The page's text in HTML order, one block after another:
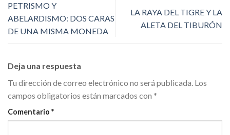
PETRISMO Y
ABELARDISMO: DOS CARAS
DE UNA MISMA MONEDA
LA RAYA DEL TIGRE Y LA
ALETA DEL TIBURÓN
Deja una respuesta
Tu dirección de correo electrónico no será publicada. Los
campos obligatorios están marcados con *
Comentario *